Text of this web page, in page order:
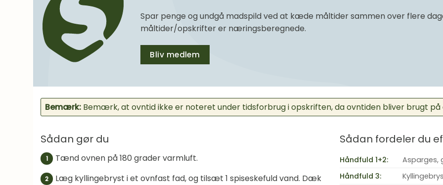
Spar penge og undgå madspild ved at kæde måltider sammen over flere
måltider/opskrifter er næringsberegnede.
Bliv medlem
Bemærk: Bemærk, at ovntid ikke er noteret under tidsforbrug i opskriften, da ovntiden bliver brugt
Sådan gør du
1 Tænd ovnen på 180 grader varmluft.
2
Læg kyllingebryst i et ovnfast fad, og tilsæt 1 spiseskefuld vand. Dæk
Sådan fordeler du
Håndfuld 1+2:
Asparges,
Håndfuld 3: